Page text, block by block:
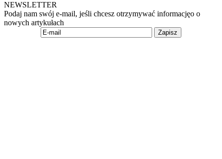
NEWSLETTER
Podaj nam swój e-mail, jeśli chcesz otrzymywać informacjęo o
nowych artykułach
Zapisz